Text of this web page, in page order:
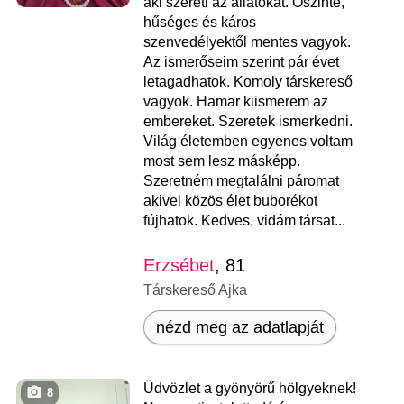
hűséges és káros
szenvedélyektől mentes vagyok.
Az ismerőseim szerint pár évet
letagadhatok. Komoly társkereső
vagyok. Hamar kiismerem az
embereket. Szeretek ismerkedni.
Világ életemben egyenes voltam
most sem lesz másképp.
Szeretném megtalálni páromat
akivel közös élet buborékot
fújhatok. Kedves, vidám társat...
Erzsébet, 81
Társkereső Ajka
nézd meg az adatlapját
8
Üdvözlet a gyönyörű hölgyeknek!